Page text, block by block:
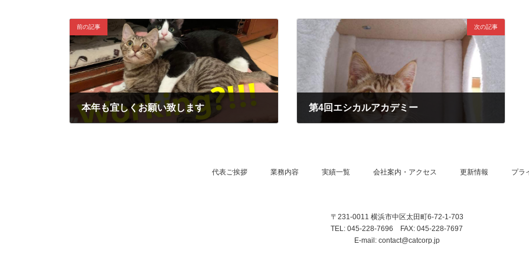
前の記事
本年も宜しくお願い致します
次の記事
第4回エシカルアカデミー
代表ご挨拶 業務内容 実績一覧 会社案内・アクセス 更新情報 プラ
〒231-0011 横浜市中区太田町6-72-1-703
TEL: 045-228-7696 FAX: 045-228-7697
E-mail: contact@catcorp.jp